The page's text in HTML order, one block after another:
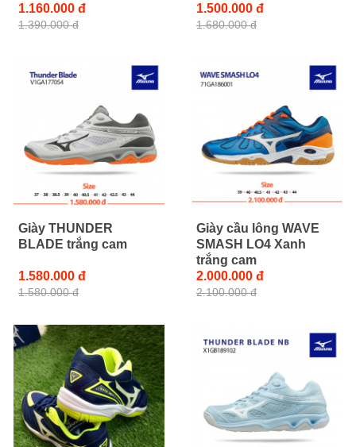
1.160.000 đ
1.390.000 đ
1.500.000 đ
1.680.000 đ
Giày THUNDER
BLADE trắng cam
1.580.000 đ
1.580.000 đ
Giày cầu lông WAVE
SMASH LO4 Xanh
trắng cam
2.000.000 đ
2.100.000 đ